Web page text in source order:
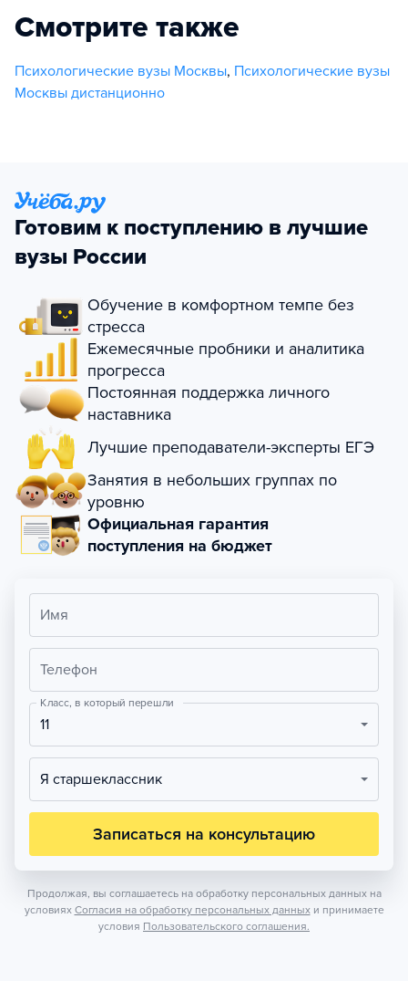
Смотрите также
Психологические вузы Москвы, Психологические вузы
Москвы дистанционно
Готовим к поступлению в лучшие
вузы России
Обучение в комфортном темпе без
стресса
Ежемесячные пробники и аналитика
прогресса
Постоянная поддержка личного
наставника
Лучшие преподаватели-эксперты ЕГЭ
Занятия в небольших группах по
уровню
Официальная гарантия
поступления на бюджет
Имя
Телефон
Класс, в который перешли
11
Я старшеклассник
Записаться на консультацию
Продолжая, вы соглашаетесь на обработку персональных данных на
условиях Согласия на обработку персональных данных и принимаете
условия Пользовательского соглашения.